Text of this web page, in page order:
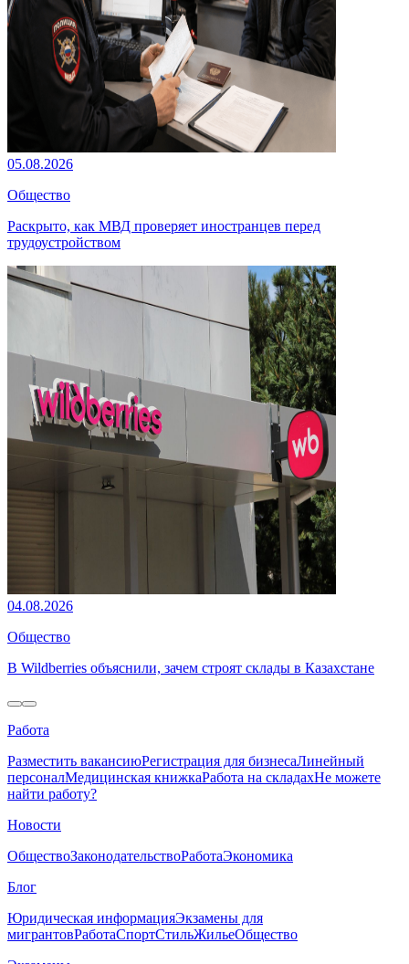
05.08.2026
Общество
Раскрыто, как МВД проверяет иностранцев перед
трудоустройством
04.08.2026
Общество
В Wildberries объяснили, зачем строят склады в Казахстане
Работа
Разместить вакансиюРегистрация для бизнесаЛинейный
персоналМедицинская книжкаРабота на складахНе можете
найти работу?
Новости
ОбществоЗаконодательствоРаботаЭкономика
Блог
Юридическая информацияЭкзамены для
мигрантовРаботаСпортСтильЖильеОбщество